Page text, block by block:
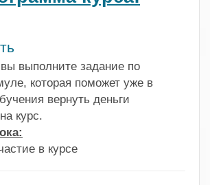
выполните задание по
которая поможет уже в
вернуть деньги
курс.
в курсе